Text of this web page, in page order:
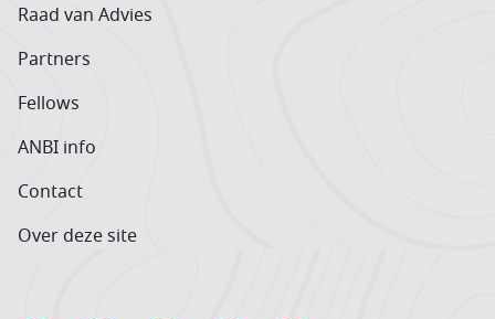
Raad van Advies
Partners
Fellows
ANBI info
Contact
Over deze site